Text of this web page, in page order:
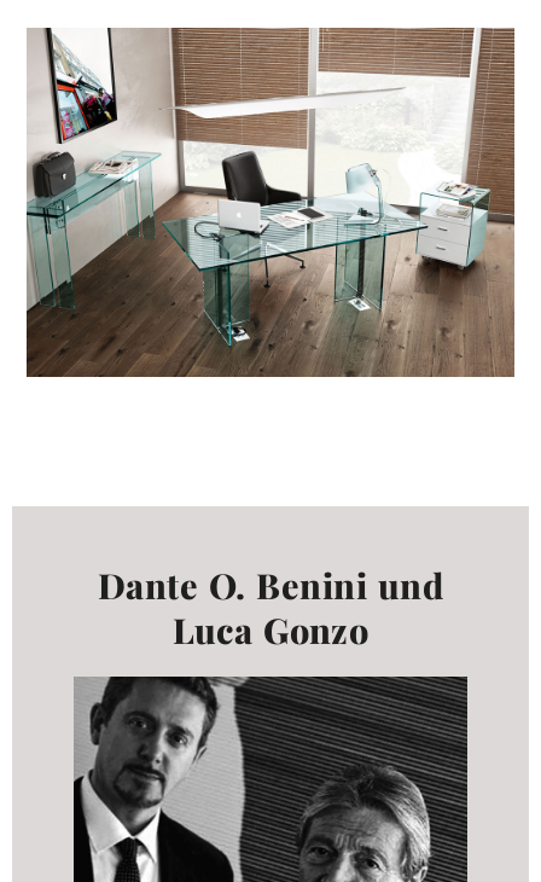
alle
produkte
Incisive sophisticated Soft Sophisticated
Dante O. Benini und
Luca Gonzo